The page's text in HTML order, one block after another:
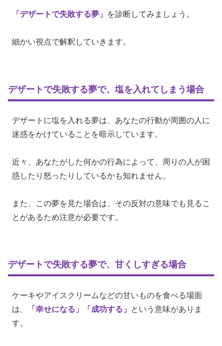
「デザートで失敗する夢」 を診断してみましょう。
細かい視点で解釈していきます。
デザートで失敗する夢で、塩を入れてしまう場合
デザートに塩を入れる夢は、あなたの行動が周囲の人に
迷惑をかけていることを暗示しています。
近々、あなたがした何かの行為によって、周りの人が困
惑したり怒ったりしているかも知れません。
また、この夢を見た場合は、その反対の意味でも見るこ
とがあるため注意が必要です。
デザートで失敗する夢で、甘くしすぎる場合
ケーキやアイスクリームなどの甘いものを食べる場面
は、
「幸せになる」 「成功する」
という意味がありま
す。